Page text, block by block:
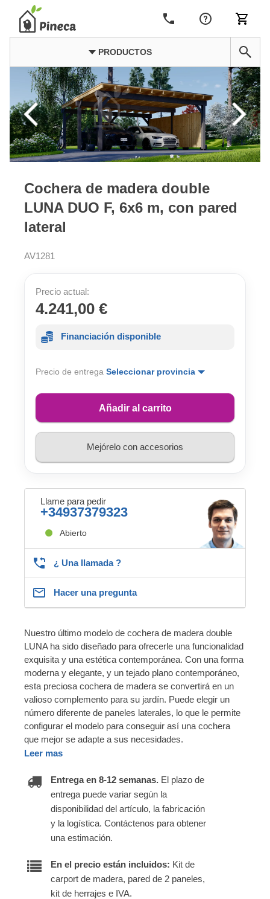
PRODUCTOS
Cochera de madera double
LUNA DUO F, 6x6 m, con pared
lateral
AV1281
Precio actual:
4.241,00 €
Financiación disponible
Precio de entrega Seleccionar provincia
Añadir al carrito
Mejórelo con accesorios
Llame para pedir
+34937379323
Abierto
¿ Una llamada ?
Hacer una pregunta
Nuestro último modelo de cochera de madera double
LUNA ha sido diseñado para ofrecerle una funcionalidad
exquisita y una estética contemporánea. Con una forma
moderna y elegante, y un tejado plano contemporáneo,
esta preciosa cochera de madera se convertirá en un
valioso complemento para su jardín. Puede elegir un
número diferente de paneles laterales, lo que le permite
configurar el modelo para conseguir así una cochera
que mejor se adapte a sus necesidades.
Leer mas
Entrega en 8-12 semanas. El plazo de
entrega puede variar según la
disponibilidad del artículo, la fabricación
y la logística. Contáctenos para obtener
una estimación.
En el precio están incluidos: Kit de
carport de madera, pared de 2 paneles,
kit de herrajes e IVA.